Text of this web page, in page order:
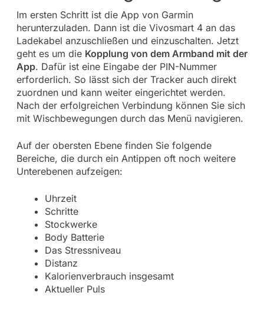
Im ersten Schritt ist die App von Garmin
herunterzuladen. Dann ist die Vivosmart 4 an das
Ladekabel anzuschließen und einzuschalten. Jetzt
geht es um die Kopplung von dem Armband mit der
App. Dafür ist eine Eingabe der PIN-Nummer
erforderlich. So lässt sich der Tracker auch direkt
zuordnen und kann weiter eingerichtet werden.
Nach der erfolgreichen Verbindung können Sie sich
mit Wischbewegungen durch das Menü navigieren.
Auf der obersten Ebene finden Sie folgende
Bereiche, die durch ein Antippen oft noch weitere
Unterebenen aufzeigen:
Uhrzeit
Schritte
Stockwerke
Body Batterie
Das Stressniveau
Distanz
Kalorienverbrauch insgesamt
Aktueller Puls